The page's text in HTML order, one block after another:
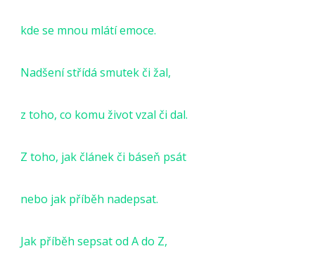
kde se mnou mlátí emoce.
Nadšení střídá smutek či žal,
z toho, co komu život vzal či dal.
Z toho, jak článek či báseň psát
nebo jak příběh nadepsat.
Jak příběh sepsat od A do Z,